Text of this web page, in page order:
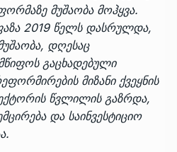
მუშაობა მოჰყვა.
2019 წელს დასრულდა,
დღესაც
გაცხადებული
მიზანი ქვეყნის
წვლილის გაზრდა,
და საინვესტიციო